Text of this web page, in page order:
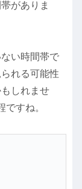
がありま
い時間帯で
れる可能性
しれませ
すね。